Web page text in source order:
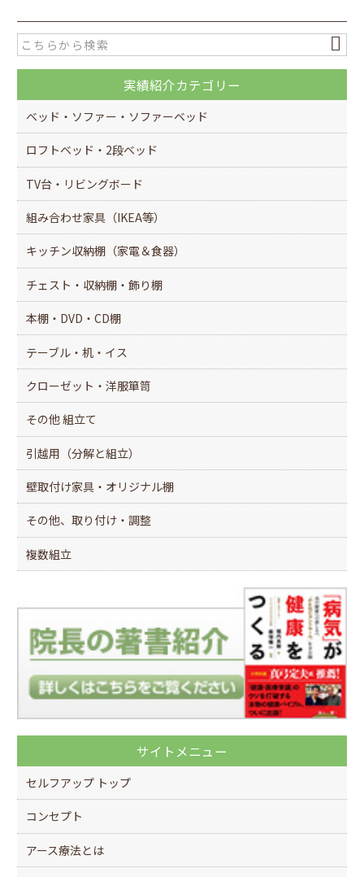
e
b
o
o
k
er
実績紹介カテゴリー
ベッド・ソファー・ソファーベッド
ロフトベッド・2段ベッド
TV台・リビングボード
組み合わせ家具（IKEA等）
キッチン収納棚（家電＆食器）
チェスト・収納棚・飾り棚
本棚・DVD・CD棚
テーブル・机・イス
クローゼット・洋服箪笥
その他 組立て
引越用（分解と組立）
壁取付け家具・オリジナル棚
その他、取り付け・調整
複数組立
サイトメニュー
セルフアップ トップ
コンセプト
アース療法とは